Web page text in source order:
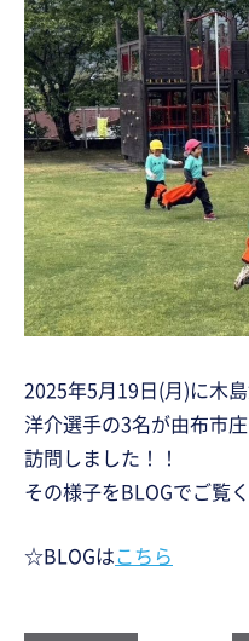
2025年5月19日(月)に木
洋介選手の3名が由布市
訪問しました！！
その様子をBLOGでご覧く
☆BLOGはこちら